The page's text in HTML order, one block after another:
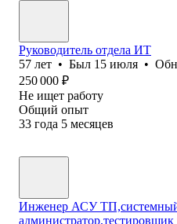
Руководитель отдела ИТ
57 лет • Был 15 июля •
250 000 ₽
Не ищет работу
Общий опыт
33 года 5 месяцев
Инженер АСУ